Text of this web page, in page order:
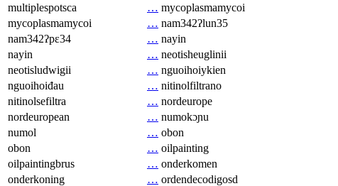
multiplespotsca
… mycoplasmamycoi
mycoplasmamycoi
… nam342ʔlun35
nam342ʔpɛ34
… nayin
nayin
… neotisheuglinii
neotisludwigii
… nguoihoiykien
nguoihoiđau
… nitinolfiltrano
nitinolsefiltra
… nordeurope
nordeuropean
… numokɔɲu
numol
… obon
obon
… oilpainting
oilpaintingbrus
… onderkomen
onderkoning
… ordendecodigosd